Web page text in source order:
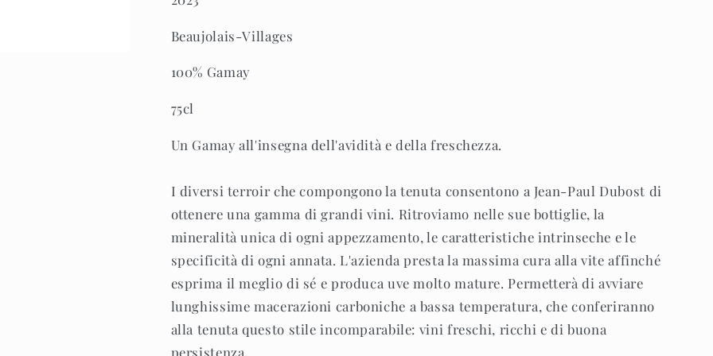
Beaujolais-Villages
100% Gamay
75cl
Un Gamay all'insegna dell'avidità e della freschezza.
I diversi terroir che compongono la tenuta consentono a Jean-Paul Dubost di
ottenere una gamma di grandi vini. Ritroviamo nelle sue bottiglie, la
mineralità unica di ogni appezzamento, le caratteristiche intrinseche e le
specificità di ogni annata. L'azienda presta la massima cura alla vite affinché
esprima il meglio di sé e produca uve molto mature. Permetterà di avviare
lunghissime macerazioni carboniche a bassa temperatura, che conferiranno
alla tenuta questo stile incomparabile: vini freschi, ricchi e di buona
persistenza.